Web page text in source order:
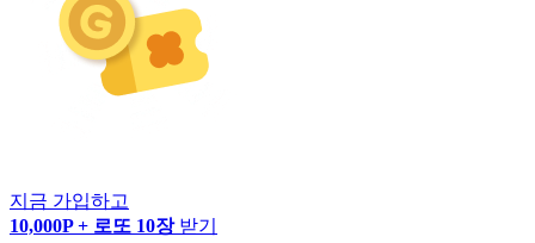
지금 가입하고
10,000P + 로또 10장 받기